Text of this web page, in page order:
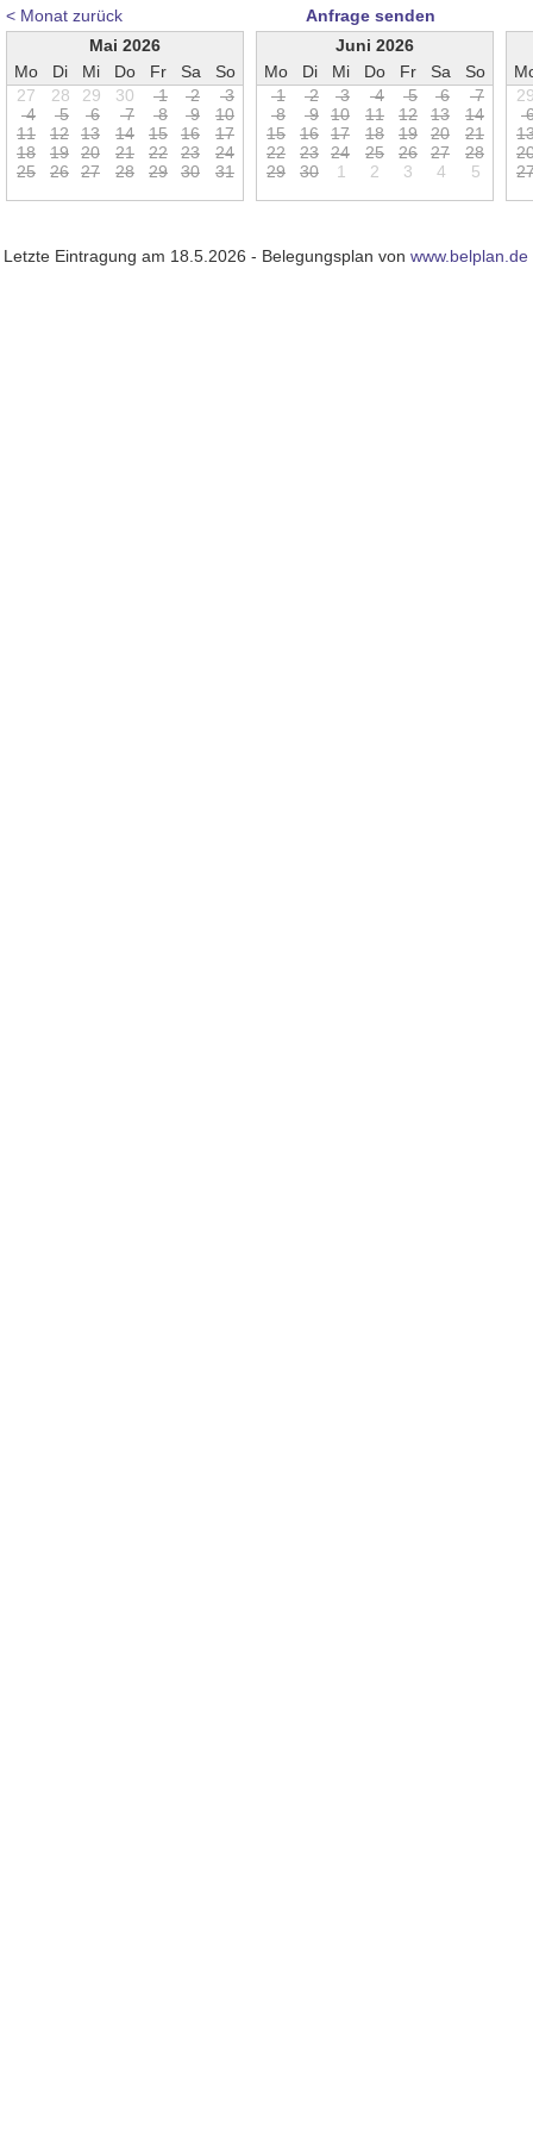
< Monat zurück
Anfrage senden
Mai 2026
Mo
Di Mi Do Fr Sa
So
27
28 29 30 1 2
3
4
5 6 7 8 9 10
11 12 13 14 15 16 17
18 19 20 21 22 23 24
25 26 27 28 29 30 31
Juni 2026
Mo
Di Mi Do Fr Sa
So
1
2 3 4 5 6
7
8
9 10 11 12 13 14
15 16 17 18 19 20 21
22 23 24 25 26 27 28
29 30 1 2 3 4 5
1
2
2
Letzte Eintragung am 18.5.2026 - Belegungsplan von www.belplan.de